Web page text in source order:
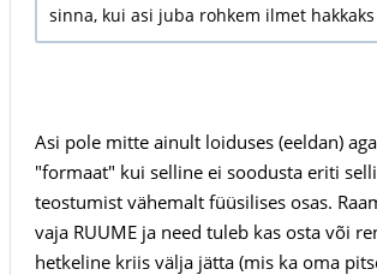
sinna, kui asi juba rohkem ilmet
Asi pole mitte ainult loiduses (eeldan)
"formaat" kui selline ei soodusta eriti
teostumist vähemalt füüsilises osas.
vaja RUUME ja need tuleb kas osta või
hetkeline kriis välja jätta (mis ka oma